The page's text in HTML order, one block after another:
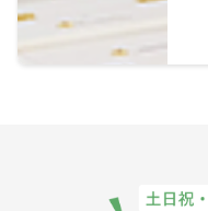
白石駅
JR日高本線